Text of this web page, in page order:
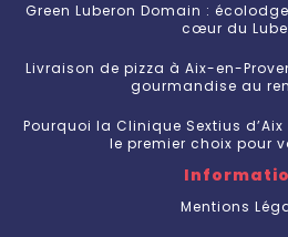
Green Luberon Domain :
cœur du
Livraison de pizza à Aix-en-
gourmandise au
Pourquoi la Clinique Sextius
le premier choix pour
Mentions